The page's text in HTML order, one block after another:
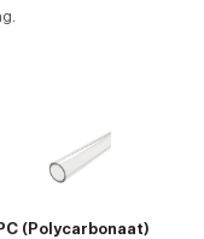
(Polycarbonaat)